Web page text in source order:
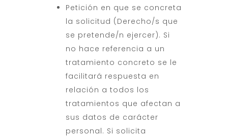
Petición en que se concreta
la solicitud (Derecho/s que
se pretende/n ejercer). Si
no hace referencia a un
tratamiento concreto se le
facilitará respuesta en
relación a todos los
tratamientos que afectan a
sus datos de carácter
personal. Si solicita